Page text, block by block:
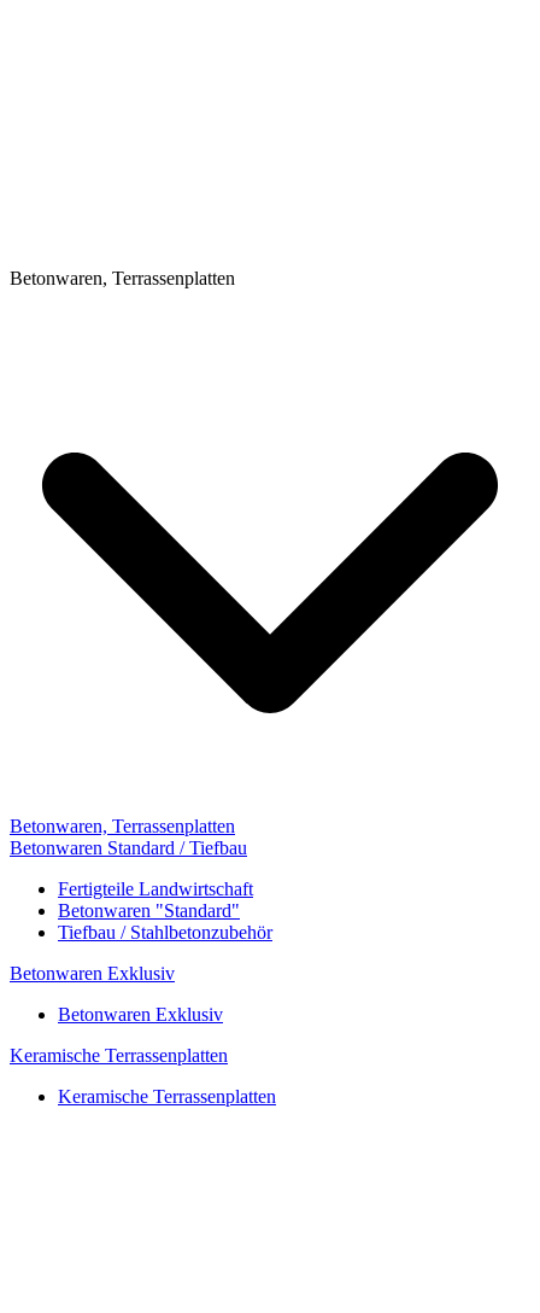
Betonwaren, Terrassenplatten
Betonwaren, Terrassenplatten
Betonwaren Standard / Tiefbau
Fertigteile Landwirtschaft
Betonwaren "Standard"
Tiefbau / Stahlbetonzubehör
Betonwaren Exklusiv
Betonwaren Exklusiv
Keramische Terrassenplatten
Keramische Terrassenplatten